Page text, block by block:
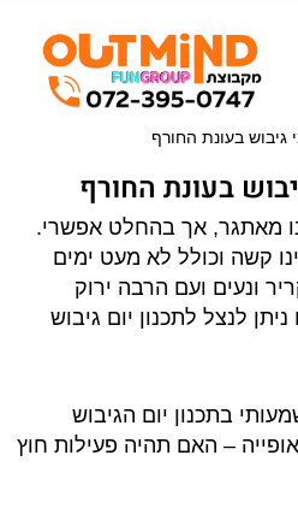
גיבוש בעונת החורף
בעונת החורף
מאתגר, אך בהחלט אפשרי.
קשה וכולל לא מעט ימים
ונעים ועם הרבה ירוק
לנצל לתכנון יום גיבוש
בתכנון יום הגיבוש
– האם תהיה פעילות חוץ